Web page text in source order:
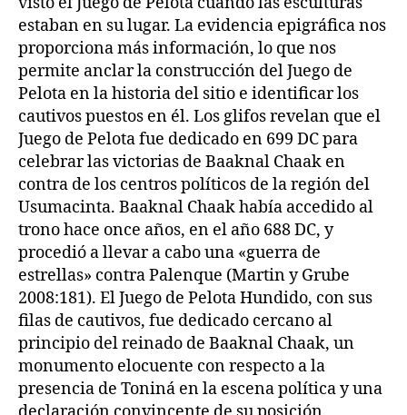
estaban en su lugar. La evidencia epigráfica nos
proporciona más información, lo que nos
permite anclar la construcción del Juego de
Pelota en la historia del sitio e identificar los
cautivos puestos en él. Los glifos revelan que el
Juego de Pelota fue dedicado en 699 DC para
celebrar las victorias de Baaknal Chaak en
contra de los centros políticos de la región del
Usumacinta. Baaknal Chaak había accedido al
trono hace once años, en el año 688 DC, y
procedió a llevar a cabo una «guerra de
estrellas» contra Palenque (Martin y Grube
2008:181). El Juego de Pelota Hundido, con sus
filas de cautivos, fue dedicado cercano al
principio del reinado de Baaknal Chaak, un
monumento elocuente con respecto a la
presencia de Toniná en la escena política y una